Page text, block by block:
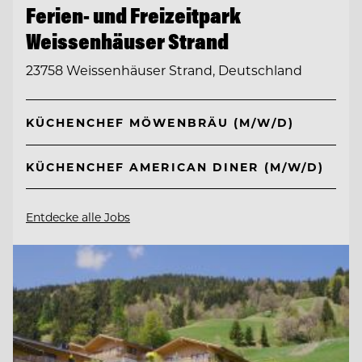
Ferien- und Freizeitpark
Weissenhäuser Strand
23758 Weissenhäuser Strand, Deutschland
KÜCHENCHEF MÖWENBRÄU (M/W/D)
KÜCHENCHEF AMERICAN DINER (M/W/D)
Entdecke alle Jobs